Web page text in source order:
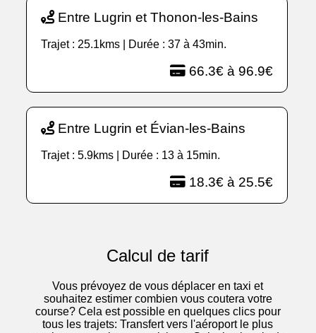
Entre Lugrin et Thonon-les-Bains
Trajet : 25.1kms | Durée : 37 à 43min.
66.3€ à 96.9€
Entre Lugrin et Évian-les-Bains
Trajet : 5.9kms | Durée : 13 à 15min.
18.3€ à 25.5€
Calcul de tarif
Vous prévoyez de vous déplacer en taxi et
souhaitez estimer combien vous coutera votre
course? Cela est possible en quelques clics pour
tous les trajets: Transfert vers l'aéroport le plus